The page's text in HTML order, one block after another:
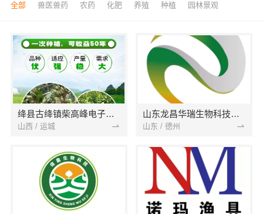
全部 兽医兽药 农药 化肥 养殖 种植 园林景观
绛县古绛镇柴高峰电子商务服务部
山西 / 运城
山东龙昌华瑞生物科技有限公司
山东 / 德州